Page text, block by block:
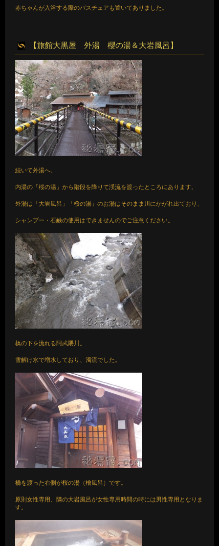
赤ちゃんが入浴する際のバスチェアも置いてありました。
【旅館大黒屋 外湯 櫻の湯＆大岩風呂】
続いて外湯へ。
内湯の「桜の湯」から階段を降りて渓流を渡ったところにあります。
外湯は「大岩風呂」「桜の湯」のお湯はそのまま川にかがれ出ており、
シャンプー・石鹸の使用はできませんのでご注意ください。
橋の下を流れる阿武隈川。
雪解け水で増水しており、濁流でした。
橋を渡った右側が桜の湯（檜風呂）です。
原則女性専用、隣の大岩風呂が女性専用時間の時には男性専用となりま
す。